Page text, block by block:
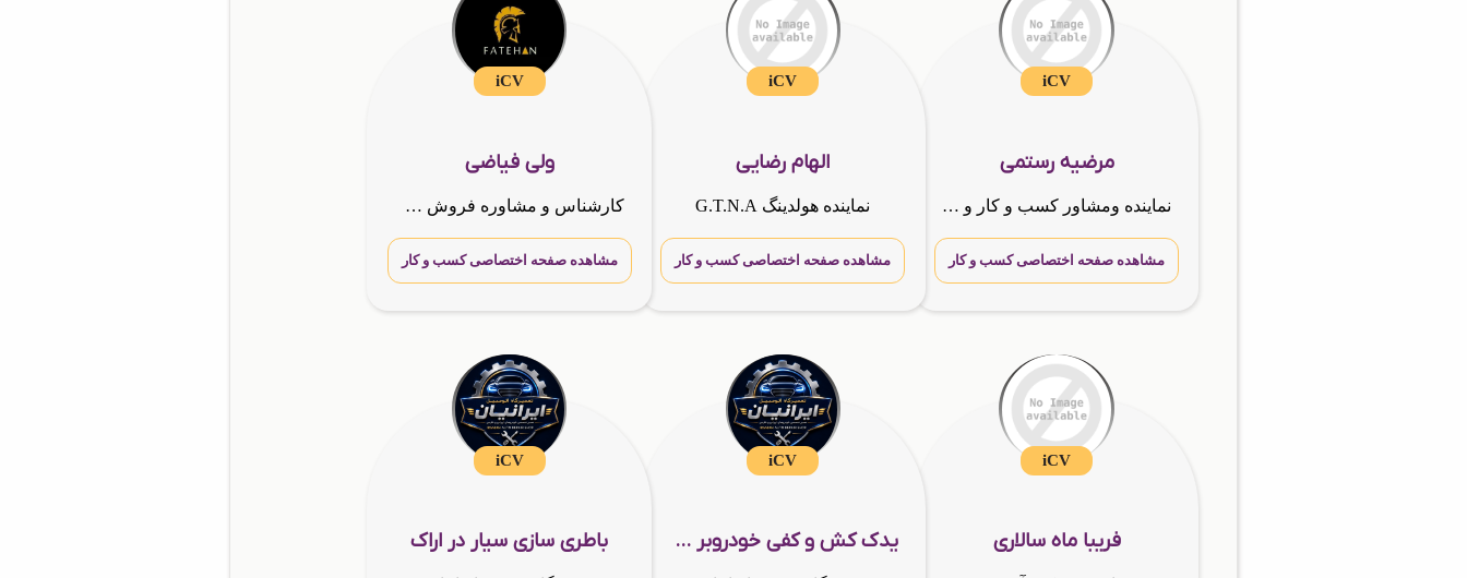
iCV
مرضیه رستمی
نماینده ومشاور کسب و کار و مدیر رسمی هلدینگ بین المللیG.T.N.A
مشاهده صفحه اختصاصی کسب و کار
iCV
الهام رضایی
نماینده هولدینگ G.T.N.A
مشاهده صفحه اختصاصی کسب و کار
iCV
ولی فیاضی
کارشناس و مشاوره فروش شرکت گسترش طراحان نقش الماس
مشاهده صفحه اختصاصی کسب و کار
iCV
فریبا ماه سالاری
iCV
یدک کش و کفی خودروبر در اراک
iCV
باطری سازی سیار در اراک